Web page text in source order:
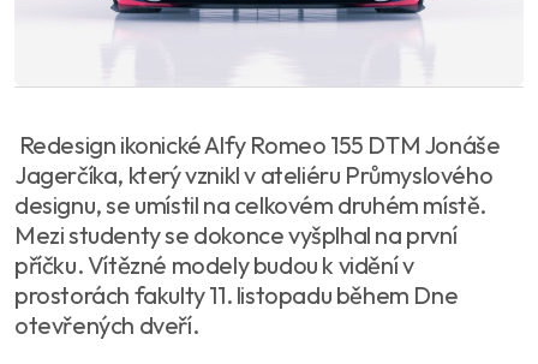
Redesign ikonické Alfy Romeo 155 DTM Jonáše
Jagerčíka, který vznikl v ateliéru Průmyslového
designu, se umístil na celkovém druhém místě.
Mezi studenty se dokonce vyšplhal na první
příčku. Vítězné modely budou k vidění v
prostorách fakulty 11. listopadu během Dne
otevřených dveří.